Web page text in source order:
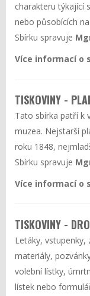
charakteru týkající
nebo působících
Sbírku spravuje
Více informací o
TISKOVINY -
Tato sbírka patří k
muzea. Nejstarší
roku 1848,
Sbírku spravuje
Více informací o
TISKOVINY -
Letáky, vstupenky,
materiály,
volební lístky,
lístek nebo